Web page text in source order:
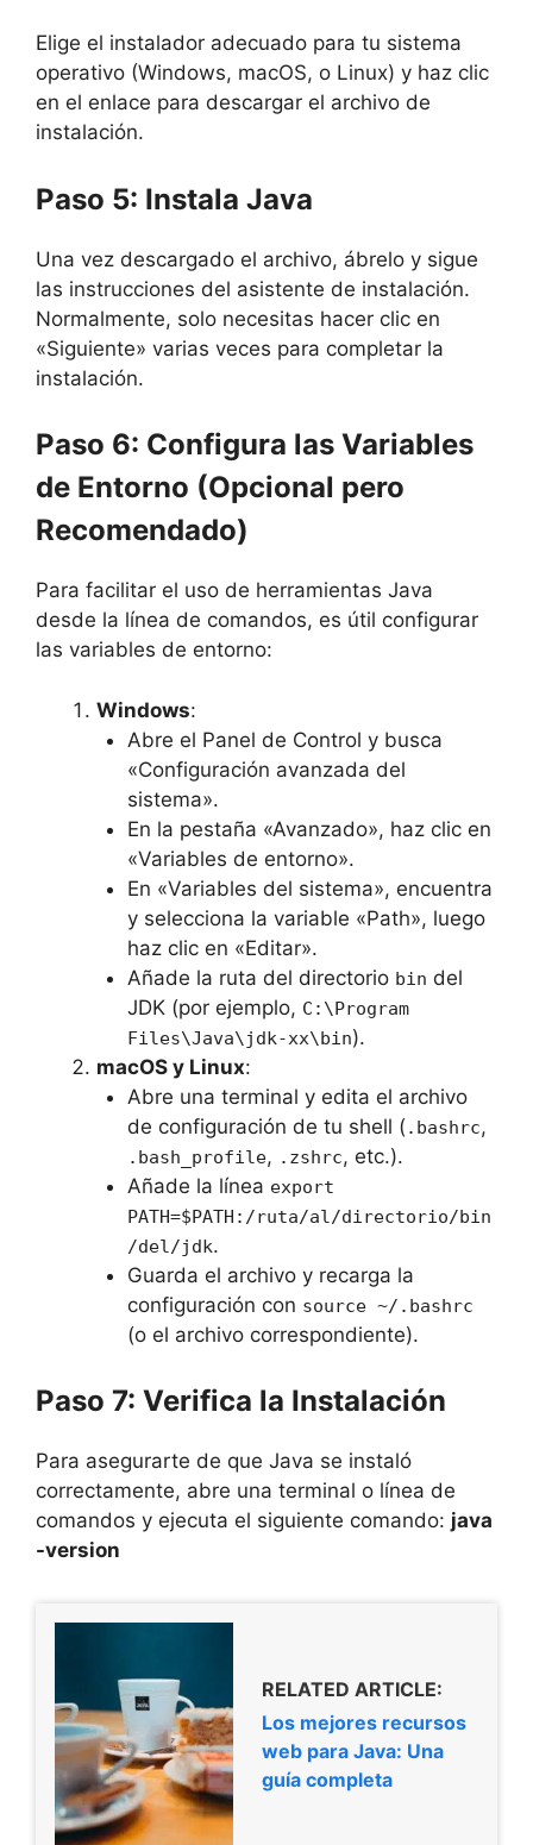
Elige el instalador adecuado para tu sistema
operativo (Windows, macOS, o Linux) y haz clic
en el enlace para descargar el archivo de
instalación.
Paso 5: Instala Java
Una vez descargado el archivo, ábrelo y sigue
las instrucciones del asistente de instalación.
Normalmente, solo necesitas hacer clic en
«Siguiente» varias veces para completar la
instalación.
Paso 6: Configura las Variables
de Entorno (Opcional pero
Recomendado)
Para facilitar el uso de herramientas Java
desde la línea de comandos, es útil configurar
las variables de entorno:
Windows:
Abre el Panel de Control y busca
«Configuración avanzada del
sistema».
En la pestaña «Avanzado», haz clic en
«Variables de entorno».
En «Variables del sistema», encuentra
y selecciona la variable «Path», luego
haz clic en «Editar».
Añade la ruta del directorio bin del
JDK (por ejemplo, C:\Program
Files\Java\jdk-xx\bin).
macOS y Linux:
Abre una terminal y edita el archivo
de configuración de tu shell (.bashrc,
.bash_profile, .zshrc, etc.).
Añade la línea export
PATH=$PATH:/ruta/al/directorio/bin
/del/jdk.
Guarda el archivo y recarga la
configuración con source ~/.bashrc
(o el archivo correspondiente).
Paso 7: Verifica la Instalación
Para asegurarte de que Java se instaló
correctamente, abre una terminal o línea de
comandos y ejecuta el siguiente comando: java
-version
RELATED ARTICLE:
Los mejores recursos
web para Java: Una
guía completa